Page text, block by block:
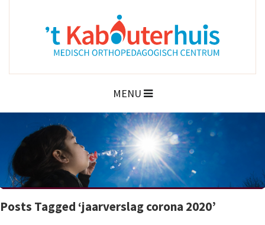
MENU
Posts Tagged ‘jaarverslag corona 2020’